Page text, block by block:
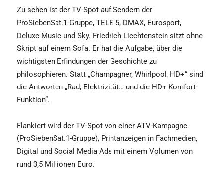
Zu sehen ist der TV-Spot auf Sendern der
ProSiebenSat.1-Gruppe, TELE 5, DMAX, Eurosport,
Deluxe Music und Sky. Friedrich Liechtenstein sitzt ohne
Skript auf einem Sofa. Er hat die Aufgabe, über die
wichtigsten Erfindungen der Geschichte zu
philosophieren. Statt „Champagner, Whirlpool, HD+“ sind
die Antworten „Rad, Elektrizität… und die HD+ Komfort-
Funktion“.
Flankiert wird der TV-Spot von einer ATV-Kampagne
(ProSiebenSat.1-Gruppe), Printanzeigen in Fachmedien,
Digital und Social Media Ads mit einem Volumen von
rund 3,5 Millionen Euro.